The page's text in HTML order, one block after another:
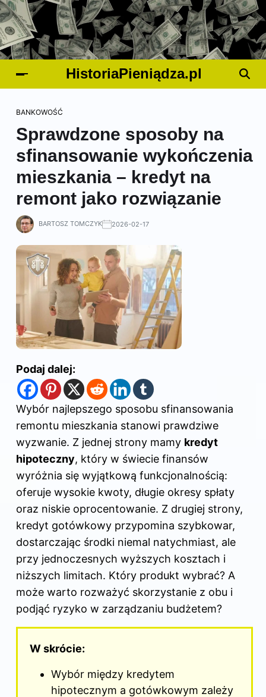
HistoriaPieniądza.pl
BANKOWOŚĆ
Sprawdzone sposoby na
sfinansowanie wykończenia
mieszkania – kredyt na
remont jako rozwiązanie
BARTOSZ TOMCZYK 2026-02-17
Podaj dalej:
Wybór najlepszego sposobu sfinansowania
remontu mieszkania stanowi prawdziwe
wyzwanie. Z jednej strony mamy kredyt
hipoteczny, który w świecie finansów
wyróżnia się wyjątkową funkcjonalnością:
oferuje wysokie kwoty, długie okresy spłaty
oraz niskie oprocentowanie. Z drugiej strony,
kredyt gotówkowy przypomina szybkowar,
dostarczając środki niemal natychmiast, ale
przy jednoczesnych wyższych kosztach i
niższych limitach. Który produkt wybrać? A
może warto rozważyć skorzystanie z obu i
podjąć ryzyko w zarządzaniu budżetem?
W skrócie:
Wybór między kredytem
hipotecznym a gotówkowym zależy